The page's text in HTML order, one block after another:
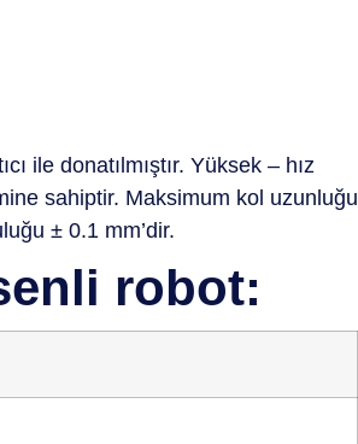
ile donatılmıştır. Yüksek – hız
sahiptir. Maksimum kol uzunluğu
± 0.1 mm’dir.
robot: